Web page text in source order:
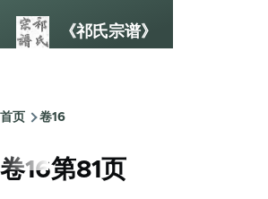
《祁氏宗谱》
面
包
屑
首页 卷16
卷16第81页